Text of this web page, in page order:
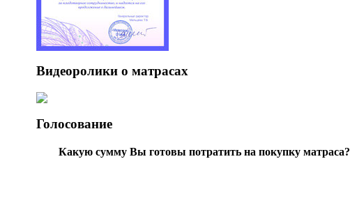
Видеоролики о матрасах
Голосование
Какую сумму Вы готовы потратить на покупку матраса?